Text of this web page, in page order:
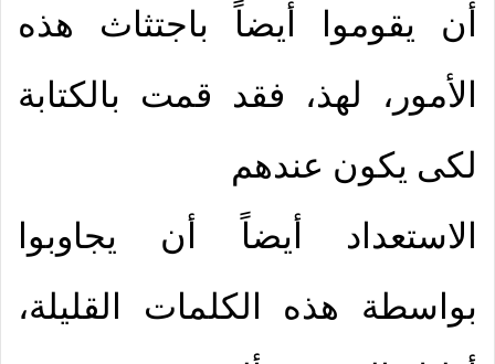
أن يقوموا أيضاً باجتثاث هذه
الأمور، لهذ، فقد قمت بالكتابة
لكى يكون عندهم
الاستعداد أيضاً أن يجاوبوا
بواسطة هذه الكلمات القليلة،